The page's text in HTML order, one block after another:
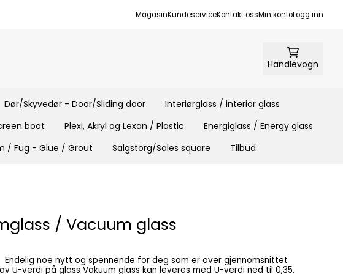
MagasinKundeserviceKontakt ossMin kontoLogg inn
Handlevogn
Dør/Skyvedør - Door/Sliding door
Interiørglass / interior glass
boat Plexi, Akryl og Lexan / Plastic
Energiglass / Energy glass
/ Fug - Glue / Grout Salgstorg/Sales square Tilbud
/ Vacuum glass
glass kan leveres med U-verdi ned til 0,35,